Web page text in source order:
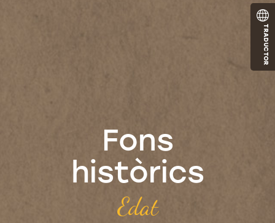
TRADUCTOR
Fons
històrics
Edat